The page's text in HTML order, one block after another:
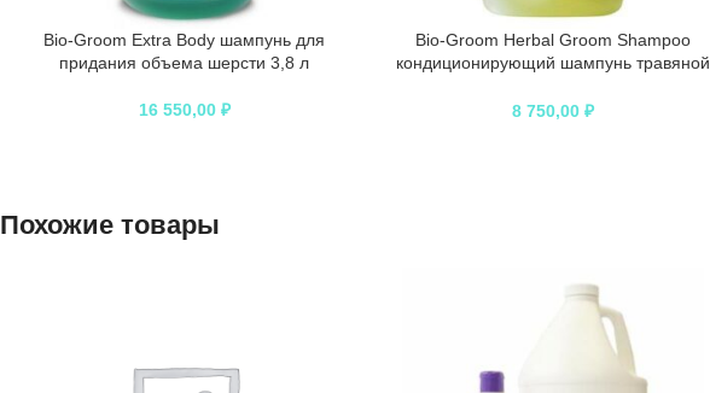
Bio-Groom Extra Body шампунь для
придания объема шерсти 3,8 л
16 550,00 ₽
Bio-Groom Herbal Groom Shampoo
кондиционирующий шампунь травяной
8 750,00₽
Похожие товары